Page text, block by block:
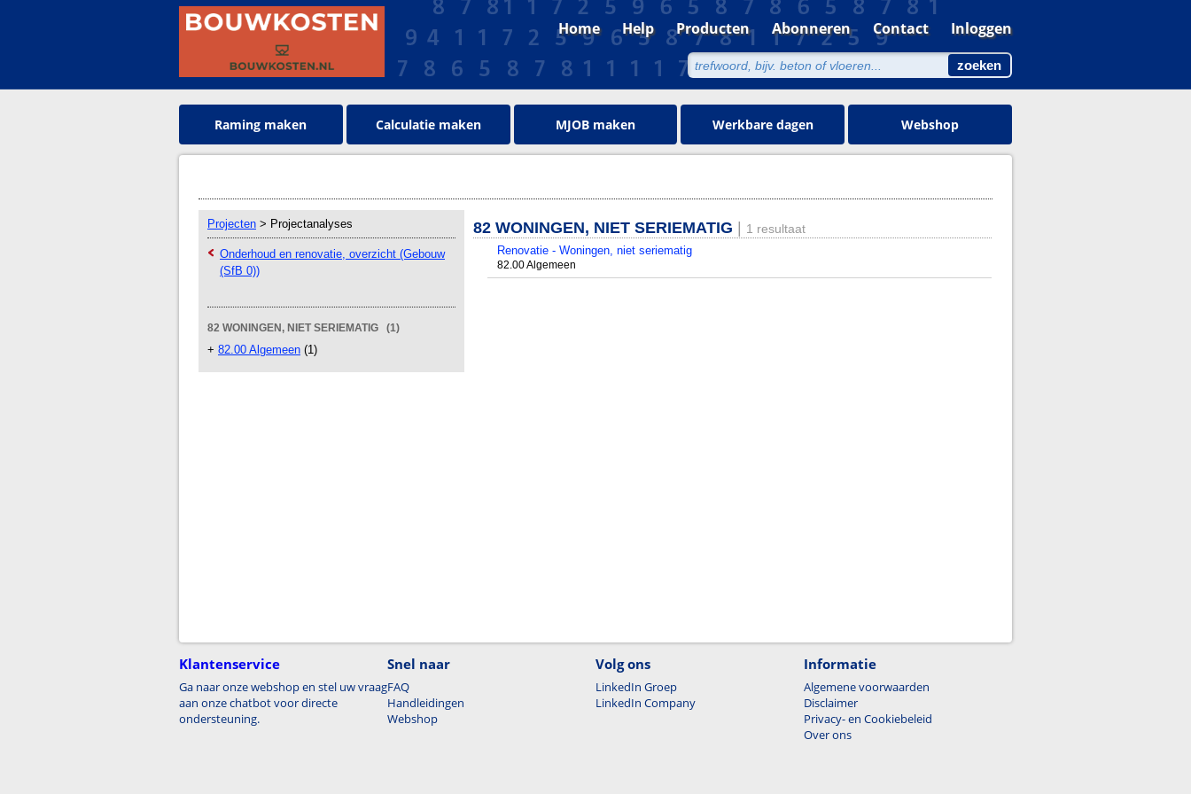
Home Help Producten Abonneren Contact Inloggen
Raming maken Calculatie maken MJOB maken Werkbare dagen Webshop
Projecten > Projectanalyses
Onderhoud en renovatie, overzicht (Gebouw
(SfB 0))
82 WONINGEN, NIET SERIEMATIG (1)
+ 82.00 Algemeen (1)
82 WONINGEN, NIET SERIEMATIG 1 resultaat
Renovatie - Woningen, niet seriematig
82.00 Algemeen
Klantenservice
Ga naar onze webshop en stel uw vraag
aan onze chatbot voor directe
ondersteuning.
Snel naar
FAQ
Handleidingen
Webshop
Volg ons
LinkedIn Groep
LinkedIn Company
Informatie
Algemene voorwaarden
Disclaimer
Privacy- en Cookiebeleid
Over ons